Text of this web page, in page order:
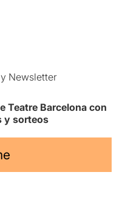
Newsletter
Teatre Barcelona con
y sorteos